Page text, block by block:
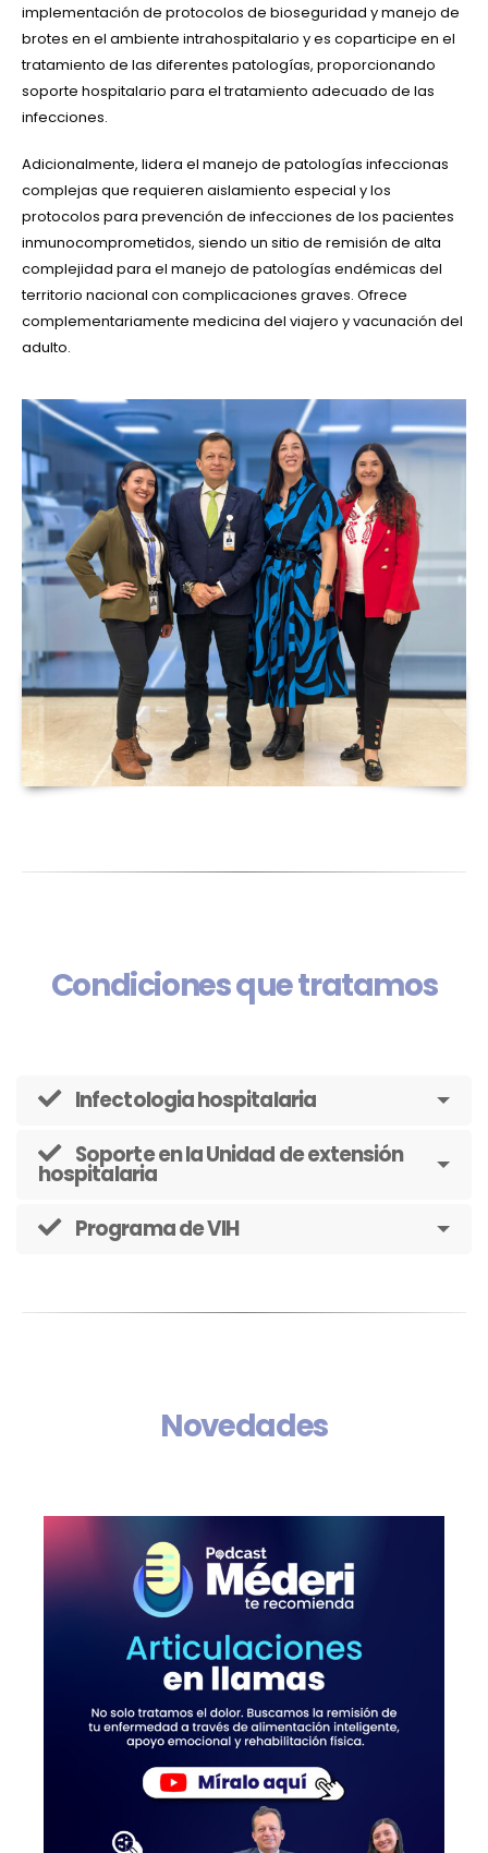
implementación de protocolos de bioseguridad y manejo de
brotes en el ambiente intrahospitalario y es coparticipe en el
tratamiento de las diferentes patologías, proporcionando
soporte hospitalario para el tratamiento adecuado de las
infecciones.
Adicionalmente, lidera el manejo de patologías infeccionas
complejas que requieren aislamiento especial y los
protocolos para prevención de infecciones de los pacientes
inmunocomprometidos, siendo un sitio de remisión de alta
complejidad para el manejo de patologías endémicas del
territorio nacional con complicaciones graves. Ofrece
complementariamente medicina del viajero y vacunación del
adulto.
Condiciones que tratamos
Infectologia hospitalaria
Soporte en la Unidad de extensión
hospitalaria
Programa de VIH
Novedades